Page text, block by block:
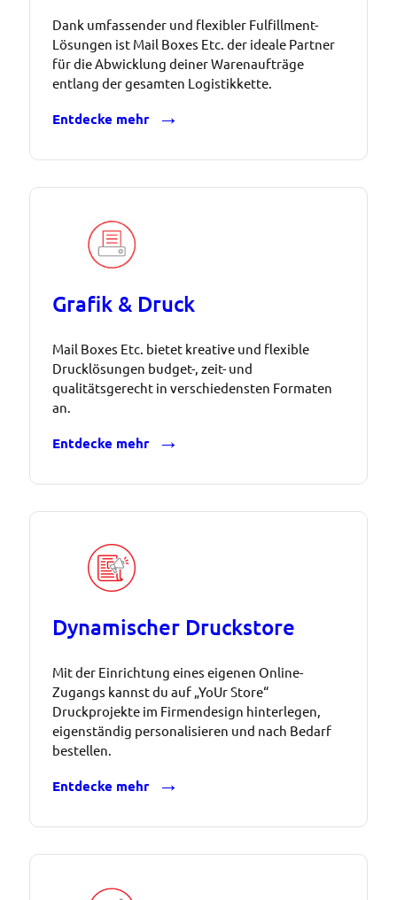
Dank umfassender und flexibler Fulfillment-
Lösungen ist Mail Boxes Etc. der ideale Partner
für die Abwicklung deiner Warenaufträge
entlang der gesamten Logistikkette.
Entdecke mehr
Grafik & Druck
Mail Boxes Etc. bietet kreative und flexible
Drucklösungen budget-, zeit- und
qualitätsgerecht in verschiedensten Formaten
an.
Entdecke mehr
Dynamischer Druckstore
Mit der Einrichtung eines eigenen Online-
Zugangs kannst du auf „YoUr Store“
Druckprojekte im Firmendesign hinterlegen,
eigenständig personalisieren und nach Bedarf
bestellen.
Entdecke mehr